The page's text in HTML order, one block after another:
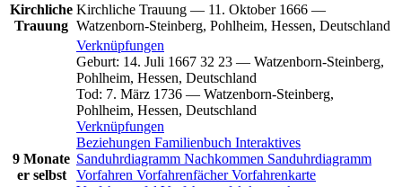
Kirchliche
Trauung
Kirchliche Trauung — 11. Oktober 1666 —
Watzenborn-Steinberg, Pohlheim, Hessen, Deutschland
9 Monate
er selbst
Verknüpfungen
Geburt: 14. Juli 1667 32 23 — Watzenborn-Steinberg,
Pohlheim, Hessen, Deutschland
Tod: 7. März 1736 — Watzenborn-Steinberg,
Pohlheim, Hessen, Deutschland
Verknüpfungen
Beziehungen Familienbuch Interaktives
Sanduhrdiagramm Nachkommen Sanduhrdiagramm
Vorfahren VorfahrenfächerVorfahrenkarte